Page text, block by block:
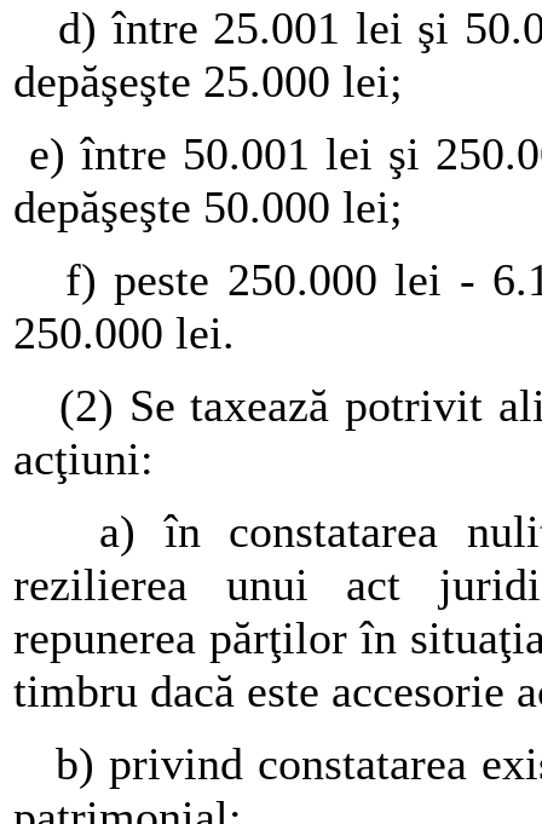
d) între 25.001 lei şi
depăşeşte 25.000 lei;
e) între 50.001 lei şi
depăşeşte 50.000 lei;
f) peste 250.000 lei -
250.000 lei.
(2) Se taxează potrivit
acţiuni:
a) în constatarea
rezilierea unui act
repunerea părţilor în
timbru dacă este accesorie
b) privind constatarea